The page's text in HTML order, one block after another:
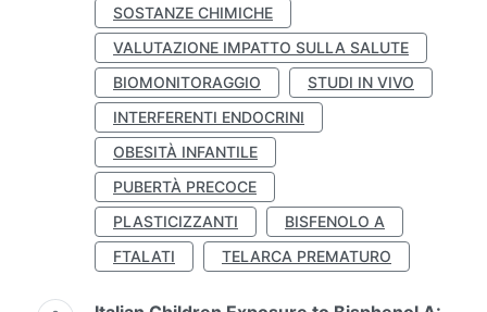
SOSTANZE CHIMICHE
VALUTAZIONE IMPATTO SULLA SALUTE
BIOMONITORAGGIO
STUDI IN VIVO
INTERFERENTI ENDOCRINI
OBESITÀ INFANTILE
PUBERTÀ PRECOCE
PLASTICIZZANTI
BISFENOLO A
FTALATI
TELARCA PREMATURO